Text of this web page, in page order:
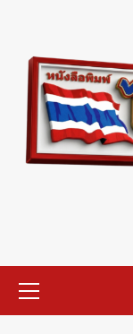
content
Menu